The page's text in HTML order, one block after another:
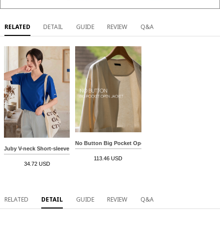
RELATED DETAIL GUIDE REVIEW Q&A
Juby V-neck Short-sleeve T-shirt
34.72 USD
No Button Big Pocket Open Jacket
113.46 USD
RELATED DETAIL GUIDE REVIEW Q&A